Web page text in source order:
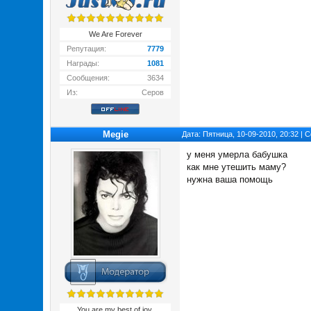
We Are Forever
Репутация:
7779
Награды:
1081
Сообщения:
3634
Из:
Серов
Megie Дата: Пятница, 10-09-2010, 20:32 |
у меня умерла бабушка
как мне утешить маму?
нужна ваша помощь